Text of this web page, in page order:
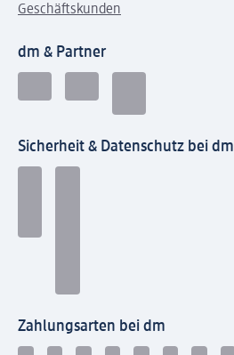
Geschäftskunden
dm & Partner
Sicherheit & Datenschutz bei dm
Zahlungsarten bei dm